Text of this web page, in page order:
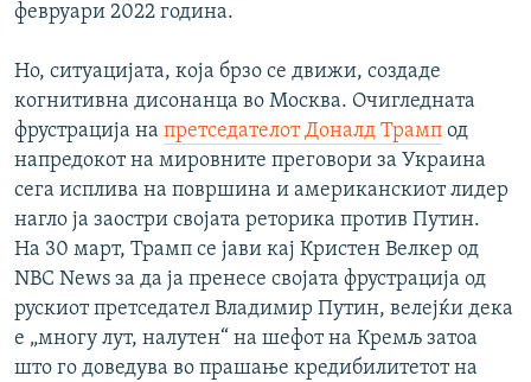
февруари 2022 година.
Но, ситуацијата, која брзо се движи, создаде
когнитивна дисонанца во Москва. Очигледната
фрустрација на претседателот Доналд Трамп од
напредокот на мировните преговори за Украина
сега исплива на површина и американскиот лидер
нагло ја заостри својата реторика против Путин.
На 30 март, Трамп се јави кај Кристен Велкер од
NBC News за да ја пренесе својата фрустрација од
рускиот претседател Владимир Путин, велејќи дека
е „многу лут, налутен“ на шефот на Кремљ затоа
што го доведува во прашање кредибилитетот на